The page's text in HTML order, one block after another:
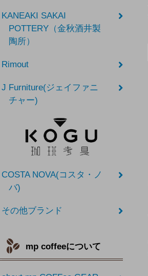
KANEAKI SAKAI
POTTERY（金秋酒井製
陶所）
Rimout
J Furniture(ジェイファニ
チャー)
COSTA NOVA(コスタ・ノ
バ)
その他ブランド
mp coffeeについて